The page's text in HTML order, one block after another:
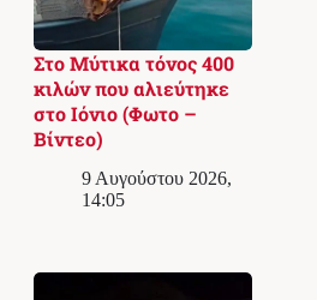
Στο Μύτικα τόνος 400
κιλών που αλιεύτηκε
στο Ιόνιο (Φωτο –
Βίντεο)
9 Αυγούστου 2026,
14:05